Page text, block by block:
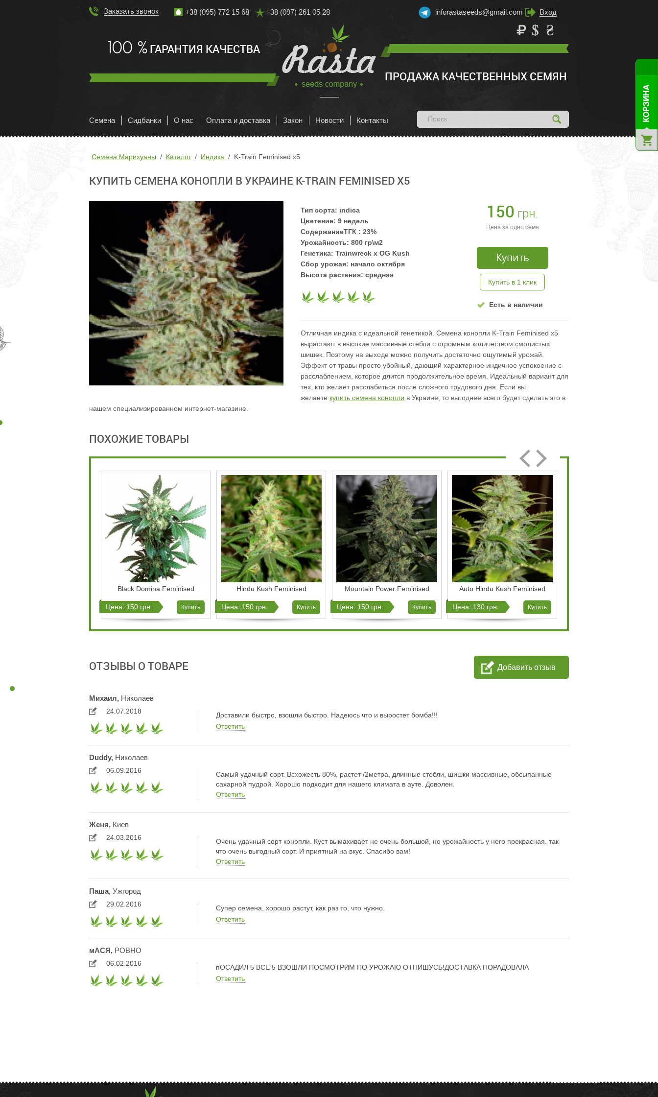
Заказать звонок +38 (095) 772 15 68 +38 (097) 261 05 28 inforastaseeds@gmail.com Вход
100 %ГАРАНТИЯ КАЧЕСТВА
ПРОДАЖА КАЧЕСТВЕННЫХ СЕМЯН
Семена Сидбанки О нас Оплата и доставка Закон Новости Контакты
Семена Марихуаны Каталог Индика K-Train Feminised x5
КУПИТЬ СЕМЕНА КОНОПЛИ В УКРАИНЕ K-TRAIN FEMINISED X5
Тип сорта: indica
Цветение: 9 недель
СодержаниеТГК : 23%
Урожайность: 800 гр\м2
Генетика: Trainwreck x OG Kush
Сбор урожая: начало октября
Высота растения: средняя
150 грн.
Цена за одно семя
Купить
Купить в 1 клик
Есть в наличии
Отличная индика с идеальной генетикой. Семена конопли K-Train Feminised x5
вырастают в высокие массивные стебли с огромным количеством смолистых
шишек. Поэтому на выходе можно получить достаточно ощутимый урожай.
Эффект от травы просто убойный, дающий характерное индичное успокоение с
расслаблением, которое длится продолжительное время. Идеальный вариант для
тех, кто желает расслабиться после сложного трудового дня. Если вы
желаете купить семена конопли в Украине, то выгоднее всего будет сделать это в
нашем специализированном интернет-магазине.
ПОХОЖИЕ ТОВАРЫ
Black Domina Feminised
Цена: 150 грн. Купить
Hindu Kush Feminised
Цена: 150 грн. Купить
Mountain Power Feminised
Цена: 150 грн. Купить
Auto Hindu Kush Feminised
Цена: 130 грн. Купить
ОТЗЫВЫ О ТОВАРЕ Добавить отзыв
Михаил, Николаев
24.07.2018
Доставили быстро, взошли быстро. Надеюсь что и выростет бомба!!!
Ответить
Duddy, Николаев
06.09.2016
Самый удачный сорт. Всхожесть 80%, растет /2метра, длинные стебли, шишки массивные, обсыпанные
сахарной пудрой. Хорошо подходит для нашего климата в ауте. Доволен.
Ответить
Женя, Киев
24.03.2016
Очень удачный сорт конопли. Куст вымахивает не очень большой, но урожайность у него прекрасная. так
что очень выгодный сорт. И приятный на вкус. Спасибо вам!
Ответить
Паша, Ужгород
29.02.2016
Супер семена, хорошо растут, как раз то, что нужно.
Ответить
мАСЯ, РОВНО
06.02.2016
пОСАДИЛ 5 ВСЕ 5 ВЗОШЛИ ПОСМОТРИМ ПО УРОЖАЮ ОТПИШУСЬ!ДОСТАВКА ПОРАДОВАЛА
Ответить